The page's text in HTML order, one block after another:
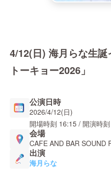
4/12(日) 海月らな生誕
トーキョー2026」
公演日時
2026/4/12(日)
開場時刻 16:15 / 開演時刻
会場
CAFE AND BAR SOUND
出演
海月らな